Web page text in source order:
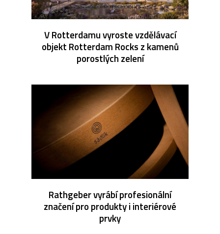
V Rotterdamu vyroste vzdělávací
objekt Rotterdam Rocks z kamenů
porostlých zelení
Rathgeber vyrábí profesionální
značení pro produkty i interiérové
prvky